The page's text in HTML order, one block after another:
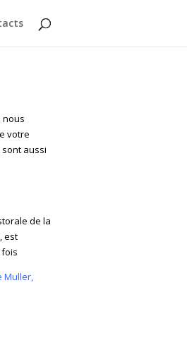
nous
votre
aussi
de la
est
Muller,